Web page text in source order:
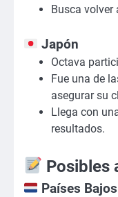
Busca volver
Japón
Octava
Fue una de
asegurar su
Llega con
resultados.
Posibles
Países Bajos